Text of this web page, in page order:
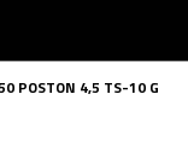
POSTON 4,5 TS-10 G